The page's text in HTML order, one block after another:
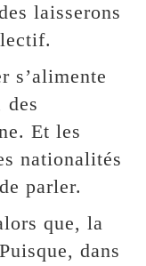
laisserons
s’alimente
Et les
nationalités
parler.
que, la
dans